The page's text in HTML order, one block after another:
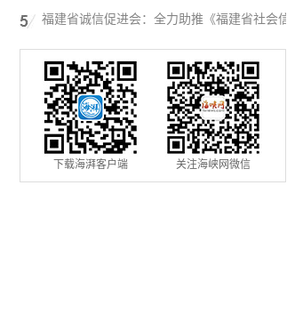
信用修复机制
福建省诚信促进会：全力助推《福建省社会信
用条例》落地见效
下载海湃客户端 关注海峡网微信